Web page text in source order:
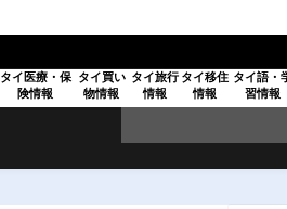
タイ医療・保
険情報
タイ買い
物情報
タイ旅行
情報
タイ移住
情報
タイ語・
習情報